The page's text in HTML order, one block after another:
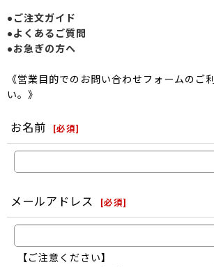
●ご注文ガイド
●よくあるご質問
●お急ぎの方へ
《営業目的でのお問い合わせフォームのご
い。》
お名前 [必須]
メールアドレス [必須]
【ご注意ください】